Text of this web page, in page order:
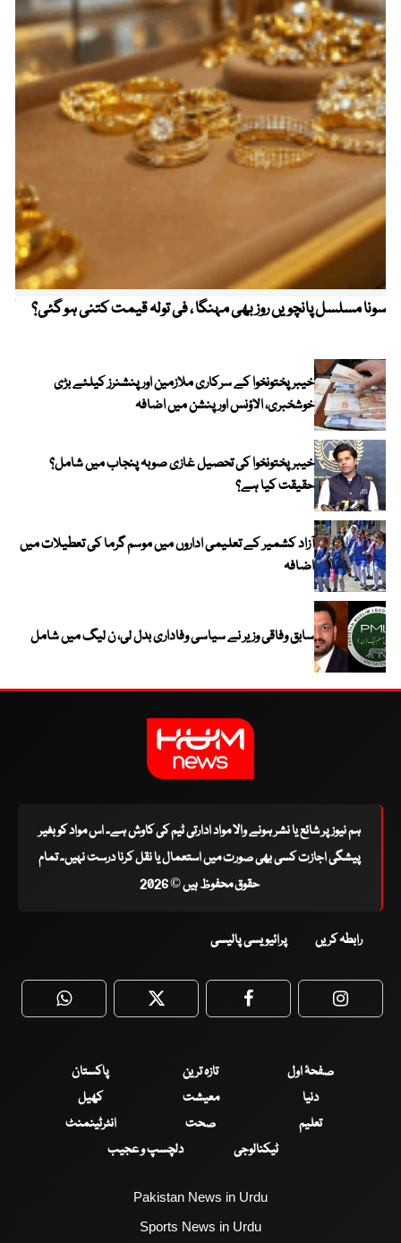
سونا مسلسل پانچویں روز بھی مہنگا ، فی تولہ قیمت کتنی ہو گئی؟
خیبرپختونخوا کے سرکاری ملازمین اور پنشنرز کیلئے بڑی
خوشخبری، الاؤنس اور پنشن میں اضافہ
خیبر پختونخوا کی تحصیل غازی صوبہ پنجاب میں شامل؟
حقیقت کیا ہے؟
آزاد کشمیر کے تعلیمی اداروں میں موسم گرما کی تعطیلات میں
اضافہ
سابق وفاقی وزیر نے سیاسی وفاداری بدل لی، ن لیگ میں شامل
ہم نیوز پر شائع یا نشر ہونے والا مواد ادارتی ٹیم کی کاوش ہے۔ اس مواد کو بغیر
پیشگی اجازت کسی بھی صورت میں استعمال یا نقل کرنا درست نہیں۔ تمام
حقوق محفوظ ہیں © 2026
رابطہ کریں پرائیویسی پالیسی
WhatsApp Twitter Facebook
صفحۂ اول تازہ ترین
پاکستان
دنیا
معیشت
کھیل
تعلیم
صحت
انٹرٹینمنٹ
ٹیکنالوجی
دلچسپ و عجیب
Pakistan News in Urdu
Sports News in Urdu